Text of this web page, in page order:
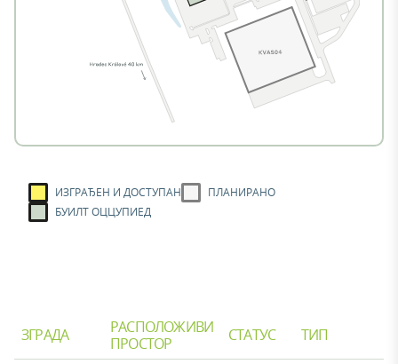
ИЗГРАЂЕН И ДОСТУПАН
ПЛАНИРАНО
БУИЛТ ОЦЦУПИЕД
ЗГРАДА
РАСПОЛОЖИВИ
ПРОСТОР
СТАТУС ТИП